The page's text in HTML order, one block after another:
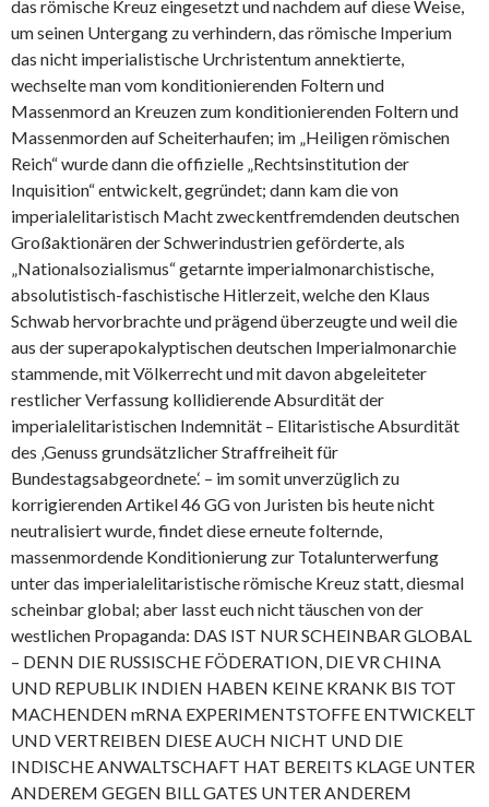
das römische Kreuz eingesetzt und nachdem auf diese Weise,
um seinen Untergang zu verhindern, das römische Imperium
das nicht imperialistische Urchristentum annektierte,
wechselte man vom konditionierenden Foltern und
Massenmord an Kreuzen zum konditionierenden Foltern und
Massenmorden auf Scheiterhaufen; im „Heiligen römischen
Reich“ wurde dann die offizielle „Rechtsinstitution der
Inquisition“ entwickelt, gegründet; dann kam die von
imperialelitaristisch Macht zweckentfremdenden deutschen
Großaktionären der Schwerindustrien geförderte, als
„Nationalsozialismus“ getarnte imperialmonarchistische,
absolutistisch-faschistische Hitlerzeit, welche den Klaus
Schwab hervorbrachte und prägend überzeugte und weil die
aus der superapokalyptischen deutschen Imperialmonarchie
stammende, mit Völkerrecht und mit davon abgeleiteter
restlicher Verfassung kollidierende Absurdität der
imperialelitaristischen Indemnität – Elitaristische Absurdität
des ‚Genuss grundsätzlicher Straffreiheit für
Bundestagsabgeordnete.‘ – im somit unverzüglich zu
korrigierenden Artikel 46 GG von Juristen bis heute nicht
neutralisiert wurde, findet diese erneute folternde,
massenmordende Konditionierung zur Totalunterwerfung
unter das imperialelitaristische römische Kreuz statt, diesmal
scheinbar global; aber lasst euch nicht täuschen von der
westlichen Propaganda: DAS IST NUR SCHEINBAR GLOBAL
– DENN DIE RUSSISCHE FÖDERATION, DIE VR CHINA
UND REPUBLIK INDIEN HABEN KEINE KRANK BIS TOT
MACHENDEN mRNA EXPERIMENTSTOFFE ENTWICKELT
UND VERTREIBEN DIESE AUCH NICHT UND DIE
INDISCHE ANWALTSCHAFT HAT BEREITS KLAGE UNTER
ANDEREM GEGEN BILL GATES UNTER ANDEREM